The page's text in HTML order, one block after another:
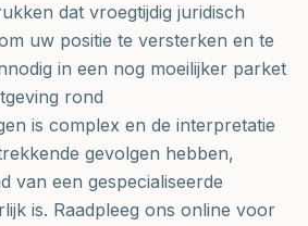
dat vroegtijdig juridisch
uw positie te versterken en te
in een nog moeilijker parket
rond
is complex en de interpretatie
gevolgen hebben,
van een gespecialiseerde
is. Raadpleeg ons online voor